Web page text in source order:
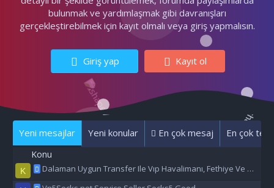
bulunmak ve yardımlaşmak gibi davranışları
gerçekleştirebilmek için kayıt olmalı veya giriş yapmalısın.
Giriş yap Kayıt ol
Yeni mesajlar Yeni konular En çok mesaj En çok
Konu
K Dalaman Uygun Transfer Ile Vıp Havalimanı, Fethiye Ve Marmaris Transfer Hizmeti